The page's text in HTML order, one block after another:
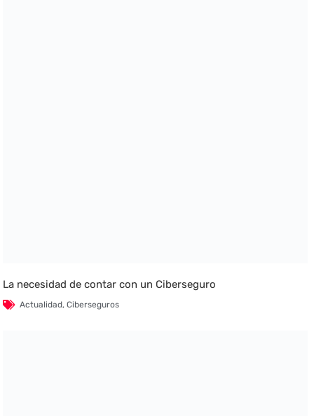
La necesidad de contar con un Ciberseguro
Actualidad,Ciberseguros